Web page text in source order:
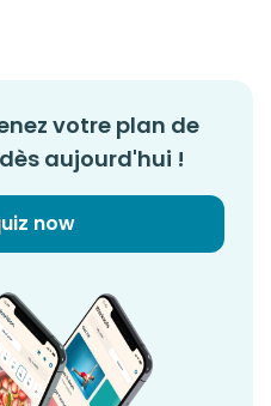
votre plan de
aujourd'hui !
now